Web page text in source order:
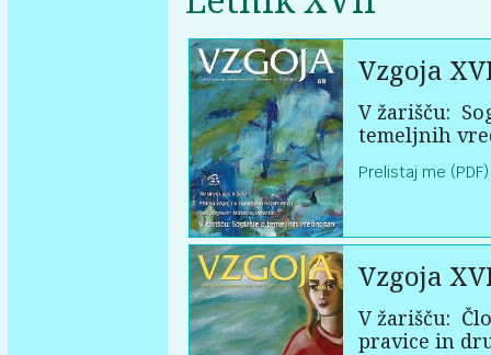
Vzgoja
V žarišču:
temeljnih
Prelistaj me (PDF)
Vzgoja
V žarišču:
pravice in